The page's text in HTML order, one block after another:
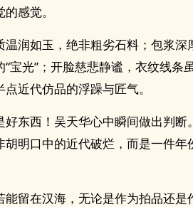
感觉。
温润如玉，绝非粗劣石料；包浆
宝光”；开脸慈悲静谧，衣纹线条
近代仿品的浮躁与匠气。
好东西！吴天华心中瞬间做出判
胡明口中的近代破烂，而是一件
能留在汉海，无论是作为拍品还是